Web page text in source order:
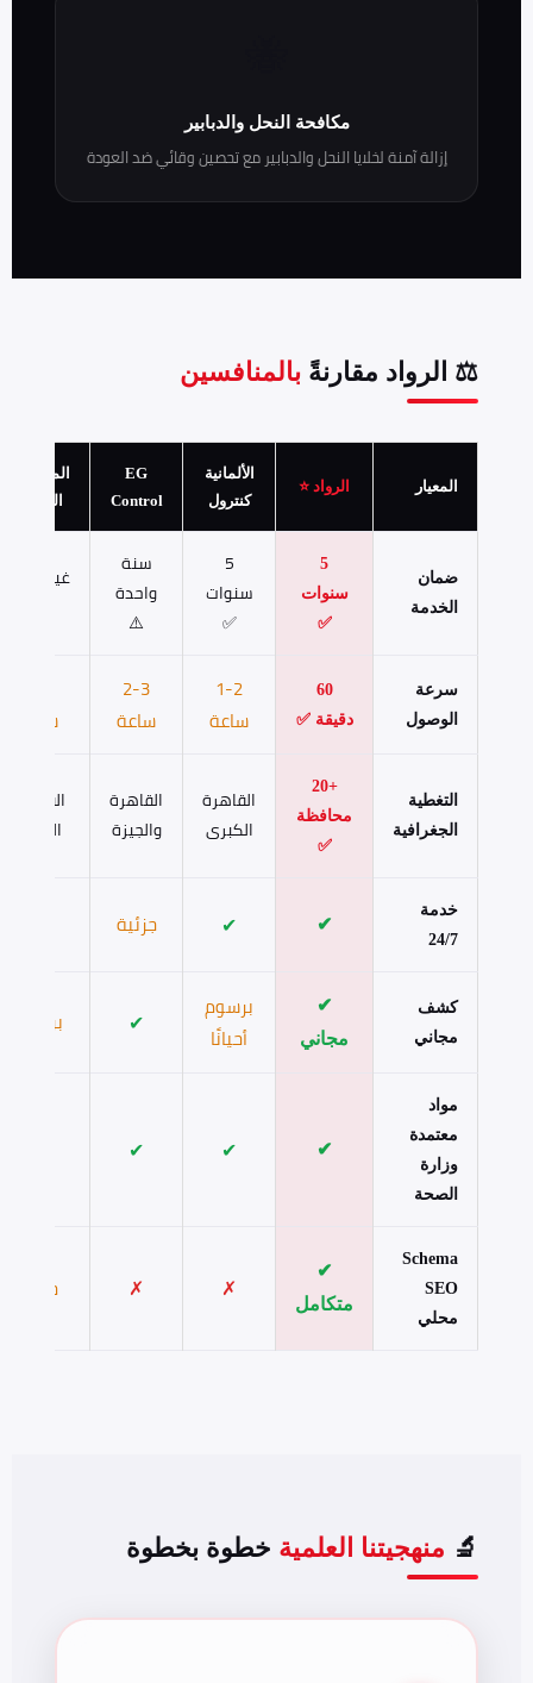
مكافحة النحل والدبابير
إزالة آمنة لخلايا النحل والدبابير مع تحصين وقائي ضد العودة
⚖️ الرواد مقارنةً بالمنافسين
المعيار الرواد ⭐
الألمانية
كنترول
EG
Control
المجموعة
العالمية
ضمان
الخدمة
5
سنوات
✅
5
سنوات
✅
سنة
واحدة
⚠️
غير محدد
سرعة
الوصول
60
دقيقة ✅
1-2
ساعة
2-3
ساعة
ساعة
التغطية
الجغرافية
+20
محافظة
✅
القاهرة
الكبرى
القاهرة
والجيزة
القاهرة
الكبرى
خدمة
24/7
✔
✔ جزئية
كشف
مجاني
✔
مجاني
برسوم
أحيانًا
✔ برسوم
مواد
معتمدة
وزارة
الصحة
✔
✔
✔
Schema
SEO
محلي
✔
متكامل
✗
✗ جزئي
🔬 منهجيتنا العلمية خطوة بخطوة